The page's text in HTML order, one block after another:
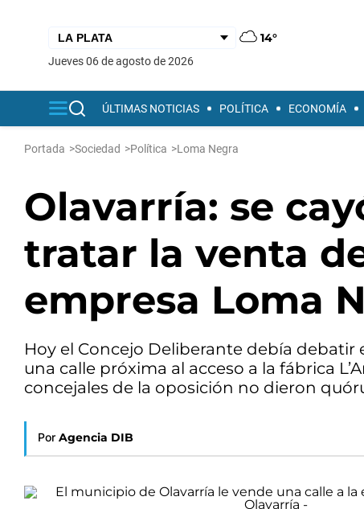
14°
jueves 06 de agosto de 2026
ÚLTIMAS NOTICIAS POLÍTICA ECONOMÍA
Portada >Sociedad >Política >Loma Negra
Olavarría: se
tratar la venta
empresa Loma
Hoy el Concejo Deliberante debía
una calle próxima al acceso a la fábrica
concejales de la oposición no dieron
Por Agencia DIB